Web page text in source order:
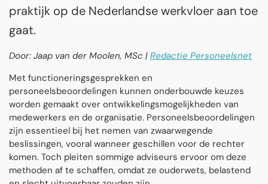
praktijk op de Nederlandse werkvloer aan toe
gaat.
Door: Jaap van der Moolen, MSc | Redactie Personeelsnet
Met functioneringsgesprekken en
personeelsbeoordelingen kunnen onderbouwde keuzes
worden gemaakt over ontwikkelingsmogelijkheden van
medewerkers en de organisatie. Personeelsbeoordelingen
zijn essentieel bij het nemen van zwaarwegende
beslissingen, vooral wanneer geschillen voor de rechter
komen. Toch pleiten sommige adviseurs ervoor om deze
methoden af te schaffen, omdat ze ouderwets, belastend